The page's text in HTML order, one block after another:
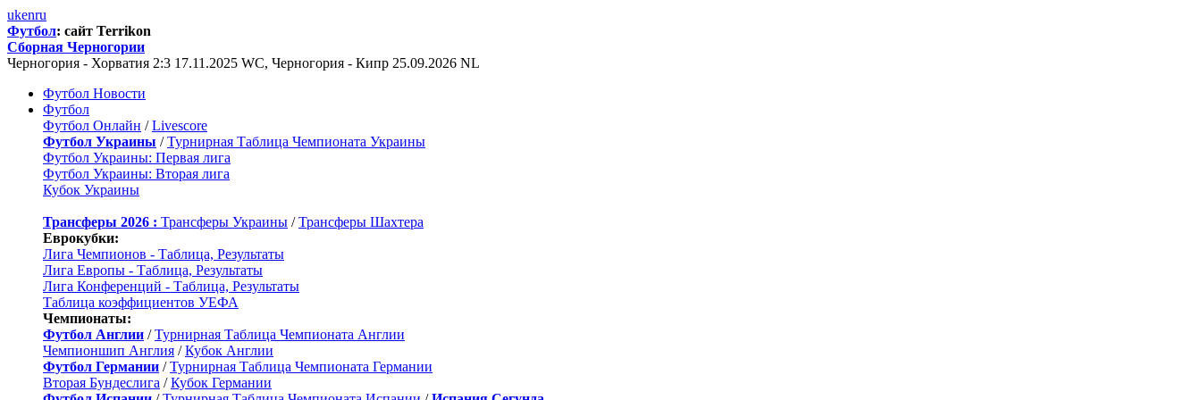
ukenru
Футбол: сайт Terrikon
Сборная Черногории
Черногория - Хорватия 2:3 17.11.2025 WC, Черногория - Кипр 25.09.2026 NL
Футбол Новости
Футбол
Футбол Онлайн /Livescore
Футбол Украины /Турнирная Таблица Чемпионата Украины
Футбол Украины: Первая лига
Футбол Украины: Вторая лига
Кубок Украины
Трансферы 2026 : Трансферы Украины /Трансферы Шахтера
Еврокубки:
Лига Чемпионов - Таблица, Результаты
Лига Европы - Таблица, Результаты
Лига Конференций - Таблица, Результаты
Таблица коэффициентов УЕФА
Чемпионаты:
Футбол Англии /Турнирная Таблица Чемпионата Англии
Чемпионшип Англия /Кубок Англии
Футбол Германии /Турнирная Таблица Чемпионата Германии
Вторая Бундеслига /Кубок Германии